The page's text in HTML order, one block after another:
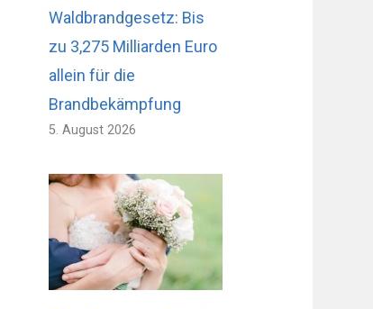
Waldbrandgesetz: Bis
zu 3,275 Milliarden Euro
allein für die
Brandbekämpfung
5. August 2026